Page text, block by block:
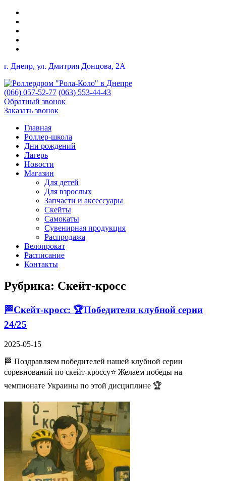
г. Днепр, ул. Дмитрия Донцова, 2A
(066) 057-52-77 (063) 553-44-43
Обратный звонок
Заказать звонок
Главная
Роллер-школа
Дни рождений
Лагерь
Новости
Магазин
Для детей
Для взрослых
Запчасти и аксессуары
Скейты
Самокаты
Сувенирная продукция
Распродажа
Велопрокат
Расписание
Контакты
Рубрика: Скейт-кросс
🏁Скейт-кросс: 🏆Победители клубной серии
24/25
2025-05-15
🏁 Поздравляем победителей нашей клубной серии
соревнований по скейт-кроссу⭐ Желаем победы на
чемпионате Украины по этой дисциплине 🏆